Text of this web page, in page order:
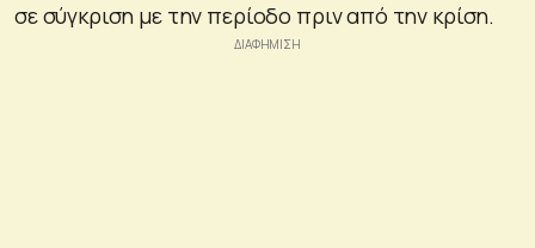
σε σύγκριση με την περίοδο πριν από την κρίση.